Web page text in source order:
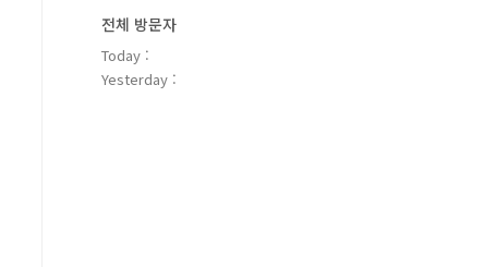
전체 방문자
Today :
Yesterday :